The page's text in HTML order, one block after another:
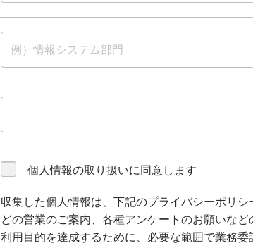
個人情報の取り扱いに同意します
収集した個人情報は、下記のプライバシーポリ
どの営業のご案内、各種アンケートのお願いな
利用目的を達成するために、必要な範囲で業務